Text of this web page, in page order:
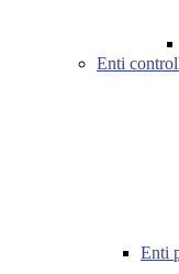
Enti
Enti